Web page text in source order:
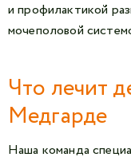
и профилактикой
мочеполовой
Что лечит
Медгарде
Наша команда